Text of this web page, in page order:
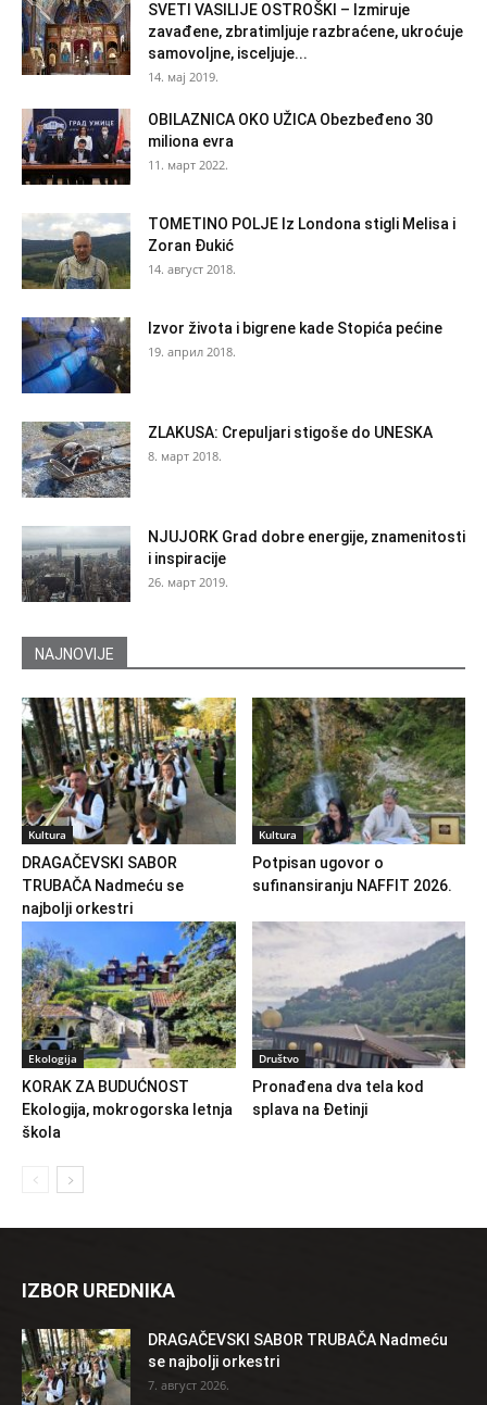
SVETI VASILIJE OSTROŠKI – Izmiruje
zavađene, zbratimljuje razbraćene, ukroćuje
samovoljne, isceljuje...
14. мај 2019.
OBILAZNICA OKO UŽICA Obezbeđeno 30
miliona evra
11. март 2022.
TOMETINO POLJE Iz Londona stigli Melisa i
Zoran Đukić
14. август 2018.
Izvor života i bigrene kade Stopića pećine
19. април 2018.
ZLAKUSA: Crepuljari stigoše do UNESKA
8. март 2018.
NJUJORK Grad dobre energije, znamenitosti
i inspiracije
26. март 2019.
NAJNOVIJE
Kultura
DRAGAČEVSKI SABOR
TRUBAČA Nadmeću se
najbolji orkestri
Kultura
Potpisan ugovor o
sufinansiranju NAFFIT 2026.
Ekologija
KORAK ZA BUDUĆNOST
Ekologija, mokrogorska letnja
škola
Društvo
Pronađena dva tela kod
splava na Đetinji
IZBOR UREDNIKA
DRAGAČEVSKI SABOR TRUBAČA Nadmeću
se najbolji orkestri
7. август 2026.